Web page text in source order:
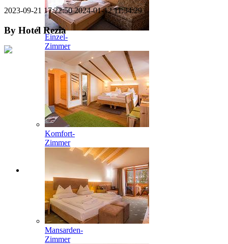
Einzel-
Zimmer
Komfort-
Zimmer
Mansarden-
Zimmer
2023-09-21 17:22:502024-01-12 11:34:29
By Hotel Rezia